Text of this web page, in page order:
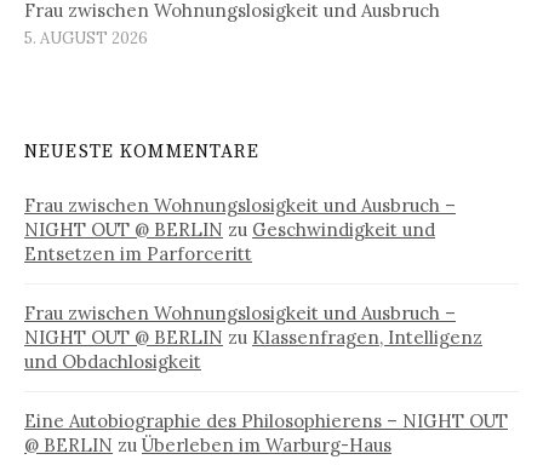
Frau zwischen Wohnungslosigkeit und Ausbruch
5. AUGUST 2026
NEUESTE KOMMENTARE
Frau zwischen Wohnungslosigkeit und Ausbruch –
NIGHT OUT @ BERLIN zu Geschwindigkeit und
Entsetzen im Parforceritt
Frau zwischen Wohnungslosigkeit und Ausbruch –
NIGHT OUT @ BERLIN zu Klassenfragen, Intelligenz
und Obdachlosigkeit
Eine Autobiographie des Philosophierens – NIGHT OUT
@ BERLIN zu Überleben im Warburg-Haus